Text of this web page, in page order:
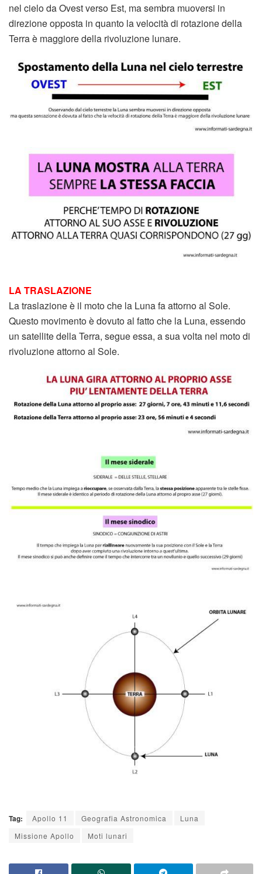
nel cielo da Ovest verso Est, ma sembra muoversi in
direzione opposta in quanto la velocità di rotazione della
Terra è maggiore della rivoluzione lunare.
LA TRASLAZIONE
La traslazione è il moto che la Luna fa attorno al Sole.
Questo movimento è dovuto al fatto che la Luna, essendo
un satellite della Terra, segue essa, a sua volta nel moto di
rivoluzione attorno al Sole.
Tag: Apollo 11 Geografia Astronomica
Luna
Missione Apollo
Moti lunari